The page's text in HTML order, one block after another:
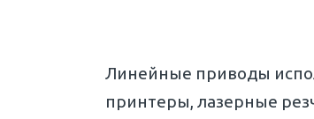
Линейные приводы
принтеры, лазерные